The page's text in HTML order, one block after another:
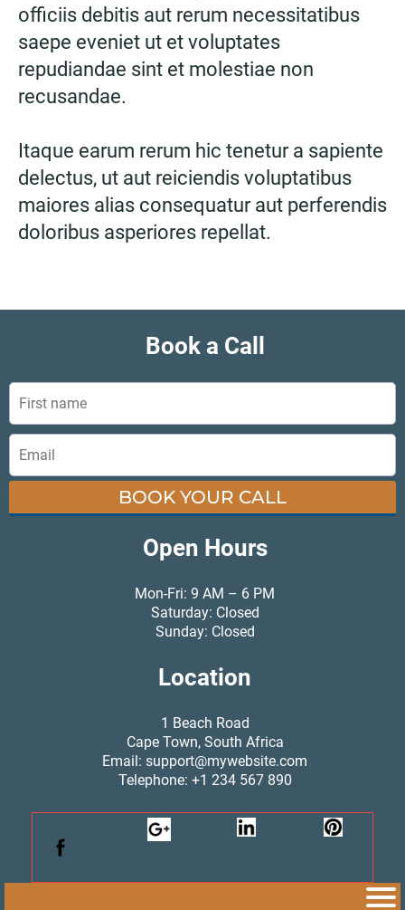
officiis debitis aut rerum necessitatibus
saepe eveniet ut et voluptates
repudiandae sint et molestiae non
recusandae.
Itaque earum rerum hic tenetur a sapiente
delectus, ut aut reiciendis voluptatibus
maiores alias consequatur aut perferendis
doloribus asperiores repellat.
Book a Call
BOOK YOUR CALL
Open Hours
Mon-Fri: 9 AM – 6 PM
Saturday: Closed
Sunday: Closed
Location
1 Beach Road
Cape Town, South Africa
Email: support@mywebsite.com
Telephone: +1 234 567 890